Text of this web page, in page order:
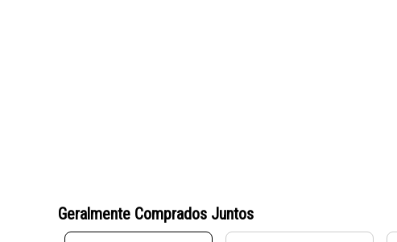
Geralmente Comprados Juntos